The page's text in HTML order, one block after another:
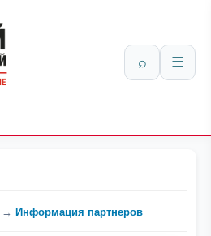
⌕ ☰
→ Информация партнеров